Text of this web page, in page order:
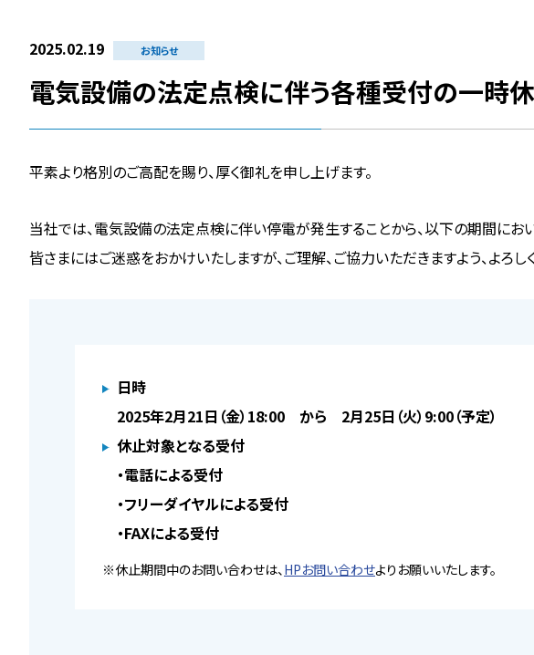
2025.02.19 お知らせ
電気設備の法定点検に伴う各種受付の一時
平素より格別のご高配を賜り、厚く御礼を申し上げます。
当社では、電気設備の法定点検に伴い停電が発生することから、以下の期間にお
皆さまにはご迷惑をおかけいたしますが、ご理解、ご協力いただきますよう、よろし
日時
2025年2月21日（金）18:00 から 2月25日（火）9:00（予定）
休止対象となる受付
・電話による受付
・フリーダイヤルによる受付
・FAXによる受付
※休止期間中のお問い合わせは、HPお問い合わせよりお願いいたします。